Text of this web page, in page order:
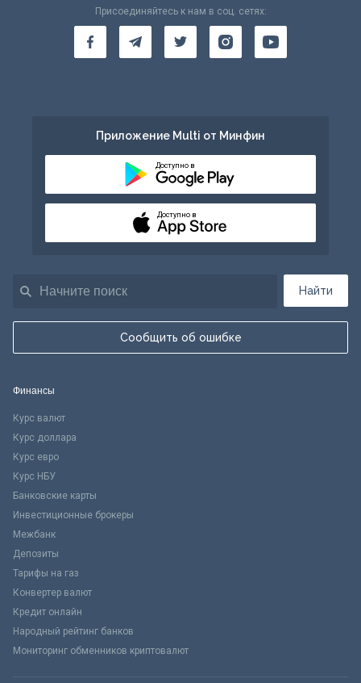
Найти
Сообщить об ошибке
Присоединяйтесь к нам в соц. сетях:
Приложение Multi от Минфин
Доступно в
Доступно в
Финансы
Курс валют
Курс доллара
Курс евро
Курс НБУ
Банковские карты
Инвестиционные брокеры
Межбанк
Депозиты
Тарифы на газ
Конвертер валют
Кредит онлайн
Народный рейтинг банков
Мониторинг обменников криптовалют